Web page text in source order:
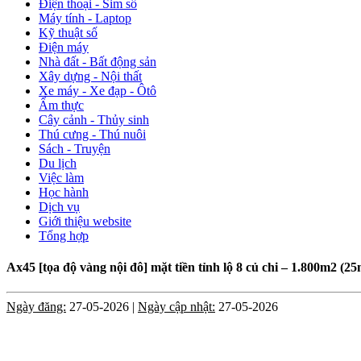
Điện thoại - Sim số
Máy tính - Laptop
Kỹ thuật số
Điện máy
Nhà đất - Bất động sản
Xây dựng - Nội thất
Xe máy - Xe đạp - Ôtô
Ẩm thực
Cây cảnh - Thủy sinh
Thú cưng - Thú nuôi
Sách - Truyện
Du lịch
Việc làm
Học hành
Dịch vụ
Giới thiệu website
Tổng hợp
Ax45 [tọa độ vàng nội đô] mặt tiền tỉnh lộ 8 củ chi – 1.800m2
Ngày đăng: 27-05-2026 | Ngày cập nhật: 27-05-2026